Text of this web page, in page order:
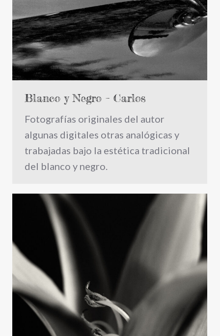
Blanco y Negro – Carlos
Fotografías originales del autor
algunas digitales otras analógicas y
trabajadas bajo la estética tradicional
del blanco y negro.